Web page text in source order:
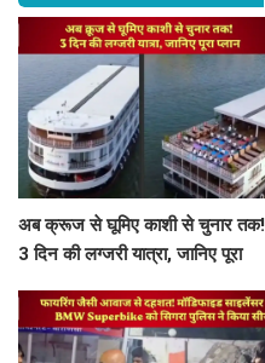
अब क्रूज से घूमिए काशी से चुनार तक!
3 दिन की लग्जरी यात्रा, जानिए पूरा